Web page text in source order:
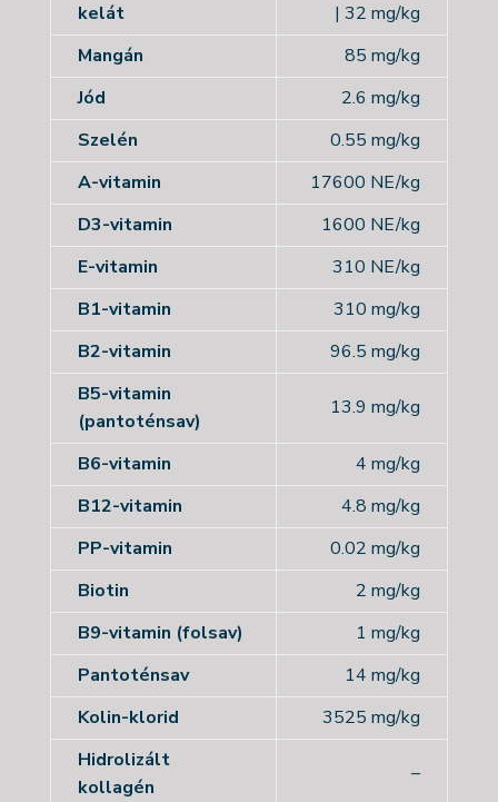
kelát
| 32 mg/kg
Mangán
85 mg/kg
Jód
2.6 mg/kg
Szelén
0.55 mg/kg
A-vitamin
17600 NE/kg
D3-vitamin
1600 NE/kg
E-vitamin
310 NE/kg
B1-vitamin
310 mg/kg
B2-vitamin
96.5 mg/kg
B5-vitamin
(pantoténsav)
13.9 mg/kg
B6-vitamin
4 mg/kg
B12-vitamin
4.8 mg/kg
PP-vitamin
0.02 mg/kg
Biotin
2 mg/kg
B9-vitamin (folsav)
1 mg/kg
Pantoténsav
14 mg/kg
Kolin-klorid
3525 mg/kg
Hidrolizált
kollagén
–